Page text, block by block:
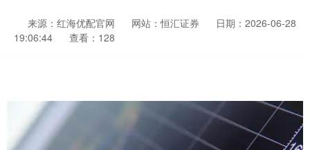
来源：红海优配官网 网站：恒汇证券
日期：2026-06-28
19:06:44
查看：128